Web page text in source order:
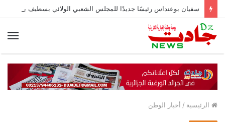
الرئيسية / أخبار الوطن